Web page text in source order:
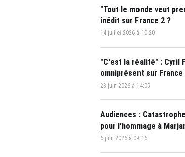
"Tout le monde veut
inédit sur France 2 ?
14 juillet 2026 à 10:20
"C'est la réalité" : Cyril
omniprésent sur
28 juin 2026 à 14:05
Audiences :
pour l'hommage à
6 juin 2026 à 09:16